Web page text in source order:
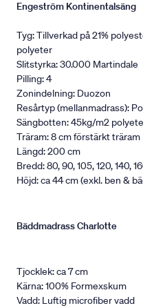
Engeström Kontinentalsäng
Tyg: Tillverkad på 21%
polyeter
Slitstyrka: 30.000 Martindale
Pilling: 4
Zonindelning: Duozon
Resårtyp (mellanmadrass):
Sängbotten: 45kg/m2
Träram: 8 cm förstärkt träram
Längd: 200 cm
Bredd: 80, 90, 105, 120, 140,
Höjd: ca 44 cm (exkl. ben &
Bäddmadrass Charlotte
Tjocklek: ca 7 cm
Kärna: 100% Formexskum
Vadd: Luftig microfiber vadd